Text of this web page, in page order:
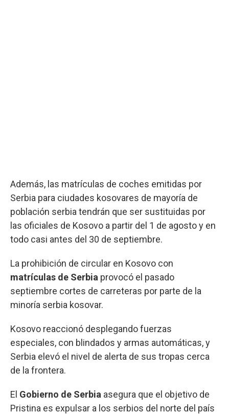
Además, las matrículas de coches emitidas por
Serbia para ciudades kosovares de mayoría de
población serbia tendrán que ser sustituidas por
las oficiales de Kosovo a partir del 1 de agosto y en
todo casi antes del 30 de septiembre.
La prohibición de circular en Kosovo con
matrículas de Serbia provocó el pasado
septiembre cortes de carreteras por parte de la
minoría serbia kosovar.
Kosovo reaccionó desplegando fuerzas
especiales, con blindados y armas automáticas, y
Serbia elevó el nivel de alerta de sus tropas cerca
de la frontera.
El Gobierno de Serbia asegura que el objetivo de
Pristina es expulsar a los serbios del norte del país